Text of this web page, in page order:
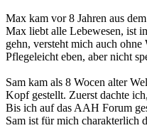
Max kam vor 8 Jahren aus
Max liebt alle Lebewesen, ist
gehn, versteht mich auch
Pflegeleicht eben, aber nicht
Sam kam als 8 Wocen alter
Kopf gestellt. Zuerst dachte
Bis ich auf das AAH Forum
Sam ist für mich charakterlich